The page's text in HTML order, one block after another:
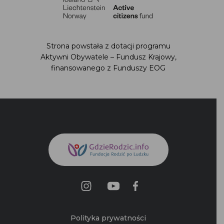
Strona powstała z dotacji programu
Aktywni Obywatele – Fundusz Krajowy,
finansowanego z Funduszy EOG
Polityka prywatności